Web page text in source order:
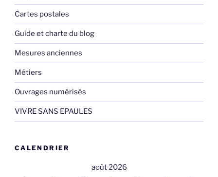
Cartes postales
Guide et charte du blog
Mesures anciennes
Métiers
Ouvrages numérisés
VIVRE SANS EPAULES
CALENDRIER
août 2026